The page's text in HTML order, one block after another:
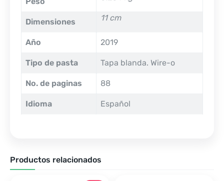
Dimensiones 11 cm
Año 2019
Tipo de pasta Tapa blanda. Wire-o
No. de paginas 88
Idioma Español
Productos relacionados